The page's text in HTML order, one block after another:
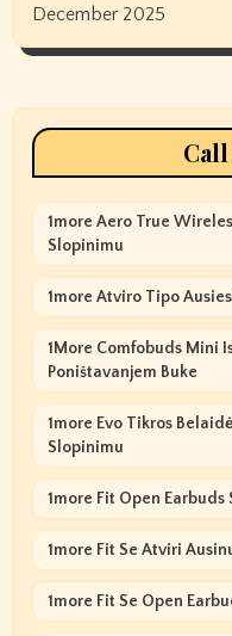
December 2025
1more Aero True
Slopinimu
1more Atviro Tipo
1More Comfobuds Mini
Poništavanjem Buke
1more Evo Tikros
Slopinimu
1more Fit Open Earbuds
1more Fit Se Atviri
1more Fit Se Open